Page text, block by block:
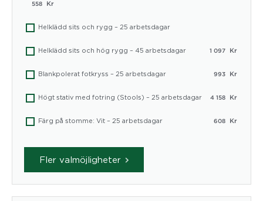
558 Kr
Helklädd sits och rygg – 25 arbetsdagar
Helklädd sits och hög rygg – 45 arbetsdagar 1 097 Kr
Blankpolerat fotkryss – 25 arbetsdagar 993 Kr
Högt stativ med fotring (Stools) – 25 arbetsdagar 4 158 Kr
Färg på stomme: Vit – 25 arbetsdagar 608 Kr
Fler valmöjligheter